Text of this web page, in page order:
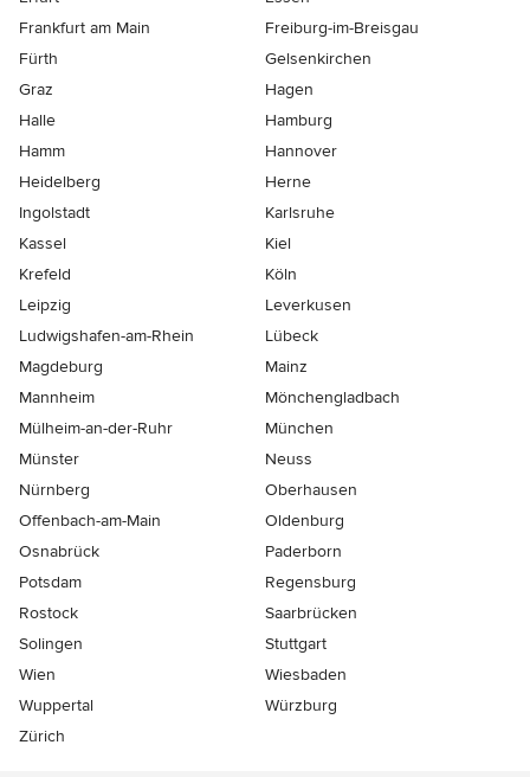
Frankfurt am Main
Freiburg-im-Breisgau
Fürth
Gelsenkirchen
Graz
Hagen
Halle
Hamburg
Hamm
Hannover
Heidelberg
Herne
Ingolstadt
Karlsruhe
Kassel
Kiel
Krefeld
Köln
Leipzig
Leverkusen
Ludwigshafen-am-Rhein
Lübeck
Magdeburg
Mainz
Mannheim
Mönchen­gladbach
Mülheim-an-der-Ruhr
München
Münster
Neuss
Nürnberg
Oberhausen
Offenbach-am-Main
Oldenburg
Osnabrück
Paderborn
Potsdam
Regensburg
Rostock
Saarbrücken
Solingen
Stuttgart
Wien
Wiesbaden
Wuppertal
Würzburg
Zürich